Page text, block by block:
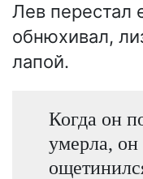
Лев перестал
обнюхивал,
лапой.
Когда он
умерла, он